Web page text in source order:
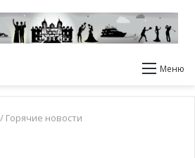
Меню
/ Горячие новости